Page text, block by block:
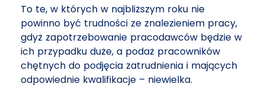
To te, w których w najbliższym roku nie
powinno być trudności ze znalezieniem pracy,
gdyż zapotrzebowanie pracodawców będzie w
ich przypadku duże, a podaż pracowników
chętnych do podjęcia zatrudnienia i mających
odpowiednie kwalifikacje – niewielka.